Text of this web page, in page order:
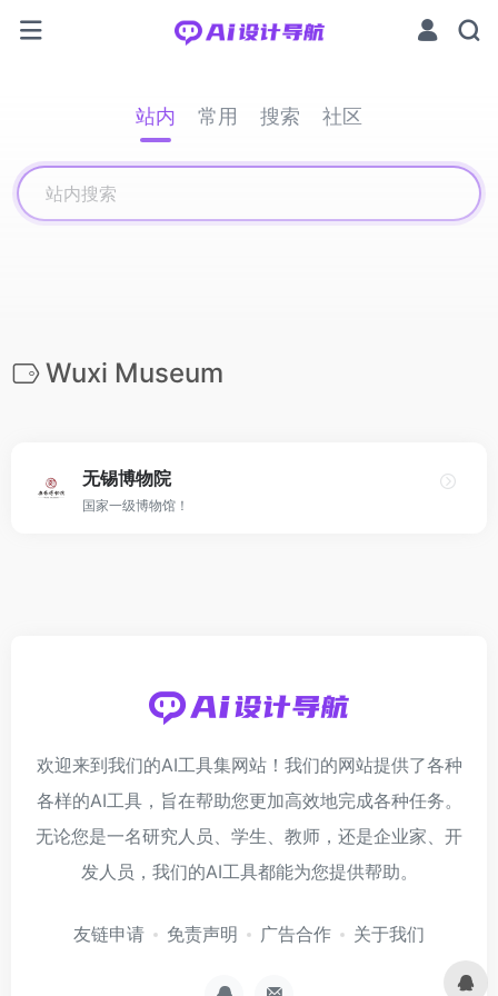
站内 常用 搜索 社区
Wuxi Museum
无锡博物院
国家一级博物馆！
欢迎来到我们的AI工具集网站！我们的网站提供了各种
各样的AI工具，旨在帮助您更加高效地完成各种任务。
无论您是一名研究人员、学生、教师，还是企业家、开
发人员，我们的AI工具都能为您提供帮助。
友链申请 免责声明 广告合作 关于我们